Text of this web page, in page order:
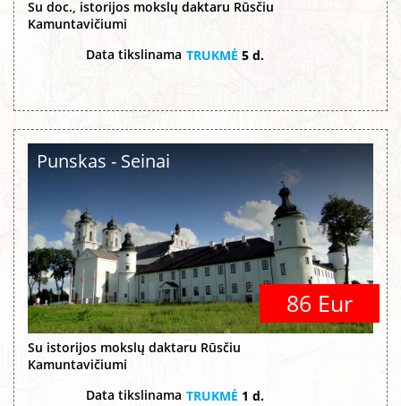
Su doc., istorijos mokslų daktaru Rūsčiu
Kamuntavičiumi
Data tikslinama TRUKMĖ 5 d.
Punskas - Seinai
86 Eur
Su istorijos mokslų daktaru Rūsčiu
Kamuntavičiumi
Data tikslinama TRUKMĖ 1 d.